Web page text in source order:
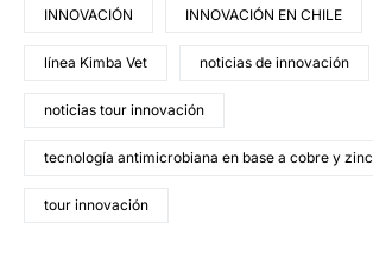
INNOVACIÓN INNOVACIÓN EN CHILE
línea Kimba Vet noticias de innovación
noticias tour innovación
tecnología antimicrobiana en base a cobre y zinc
tour innovación